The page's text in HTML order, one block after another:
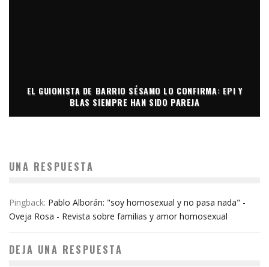
EL GUIONISTA DE BARRIO SÉSAMO LO CONFIRMA: EPI Y
BLAS SIEMPRE HAN SIDO PAREJA
UNA RESPUESTA
Pingback: Pablo Alborán: "soy homosexual y no pasa nada" -
Oveja Rosa - Revista sobre familias y amor homosexual
DEJA UNA RESPUESTA